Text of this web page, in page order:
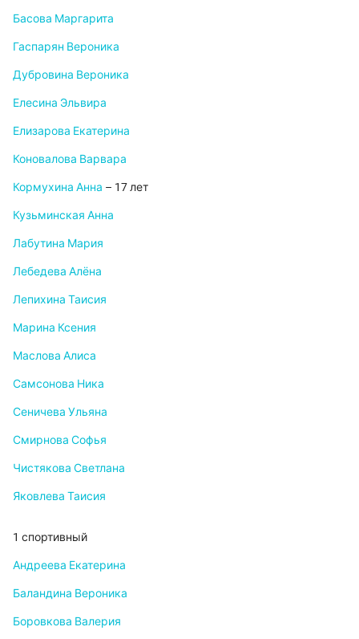
Басова Маргарита
Гаспарян Вероника
Дубровина Вероника
Елесина Эльвира
Елизарова Екатерина
Коновалова Варвара
Кормухина Анна – 17 лет
Кузьминская Анна
Лабутина Мария
Лебедева Алёна
Лепихина Таисия
Марина Ксения
Маслова Алиса
Самсонова Ника
Сеничева Ульяна
Смирнова Софья
Чистякова Светлана
Яковлева Таисия
1 спортивный
Андреева Екатерина
Баландина Вероника
Боровкова Валерия